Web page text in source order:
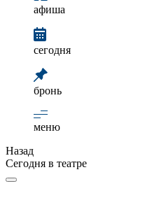
афиша
сегодня
бронь
меню
Назад
Сегодня в театре